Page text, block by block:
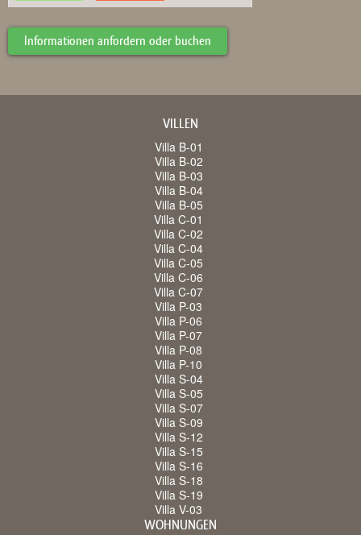
Informationen anfordern oder buchen
VILLEN
Villa B-01
Villa B-02
Villa B-03
Villa B-04
Villa B-05
Villa C-01
Villa C-02
Villa C-04
Villa C-05
Villa C-06
Villa C-07
Villa P-03
Villa P-06
Villa P-07
Villa P-08
Villa P-10
Villa S-04
Villa S-05
Villa S-07
Villa S-09
Villa S-12
Villa S-15
Villa S-16
Villa S-18
Villa S-19
Villa V-03
WOHNUNGEN